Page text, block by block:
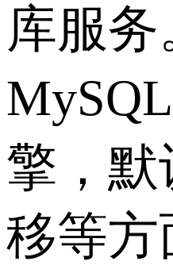
库服
擎，
移等方